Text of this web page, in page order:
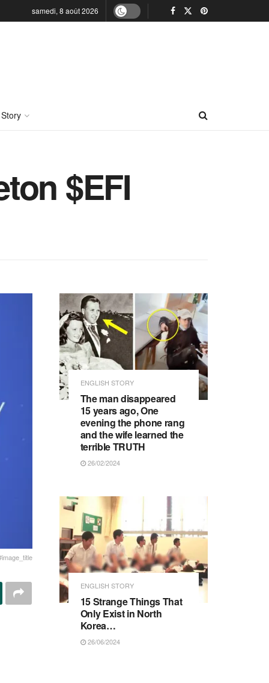
samedi, 8 août 2026
$EFI
ENGLISH STORY
The man disappeared
15 years ago, One
evening the phone rang
and the wife learned the
terrible TRUTH
26/02/2024
ENGLISH STORY
15 Strange Things That
Only Exist in North
Korea…
26/06/2024